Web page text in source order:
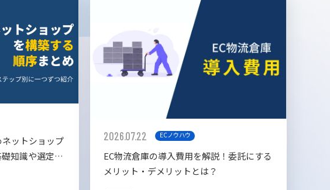
ネットショップ
知識や選定基
2026.07.22 ECノウハウ
EC物流倉庫の導入費用を解説！委託にする
メリット・デメリットとは？